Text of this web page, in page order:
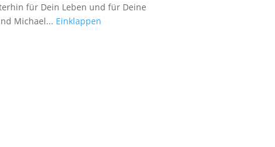
für Dein Leben und für Deine
Michael... Einklappen